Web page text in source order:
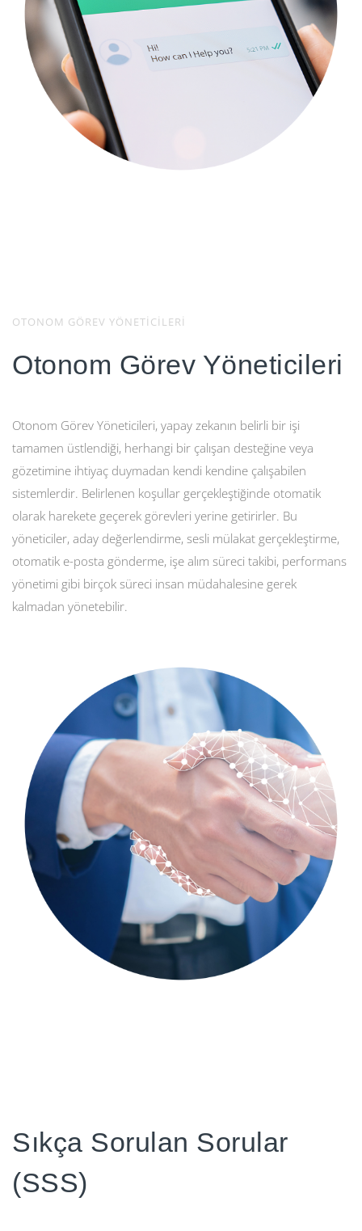
OTONOM GÖREV YÖNETİCİLERİ
Otonom Görev Yöneticileri
Otonom Görev Yöneticileri, yapay zekanın belirli bir işi
tamamen üstlendiği, herhangi bir çalışan desteğine veya
gözetimine ihtiyaç duymadan kendi kendine çalışabilen
sistemlerdir. Belirlenen koşullar gerçekleştiğinde otomatik
olarak harekete geçerek görevleri yerine getirirler. Bu
yöneticiler, aday değerlendirme, sesli mülakat gerçekleştirme,
otomatik e-posta gönderme, işe alım süreci takibi, performans
yönetimi gibi birçok süreci insan müdahalesine gerek
kalmadan yönetebilir.
Sıkça Sorulan Sorular
(SSS)